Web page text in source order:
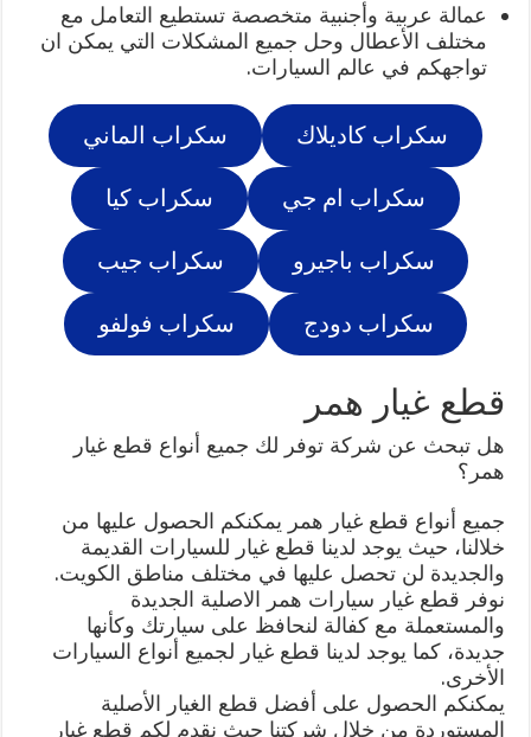
عمالة عربية وأجنبية متخصصة تستطيع التعامل مع
مختلف الأعطال وحل جميع المشكلات التي يمكن ان
تواجهكم في عالم السيارات.
سكراب كاديلاك سكراب الماني
سكراب ام جي سكراب كيا
سكراب باجيرو سكراب جيب
سكراب دودج سكراب فولفو
قطع غيار همر
هل تبحث عن شركة توفر لك جميع أنواع قطع غيار
همر؟
جميع أنواع قطع غيار همر يمكنكم الحصول عليها من
خلالنا، حيث يوجد لدينا قطع غيار للسيارات القديمة
والجديدة لن تحصل عليها في مختلف مناطق الكويت.
نوفر قطع غيار سيارات همر الاصلية الجديدة
والمستعملة مع كفالة لنحافظ على سيارتك وكأنها
جديدة، كما يوجد لدينا قطع غيار لجميع أنواع السيارات
الأخرى.
يمكنكم الحصول على أفضل قطع الغيار الأصلية
المستوردة من خلال شركتنا حيث نقدم لكم قطع غيار